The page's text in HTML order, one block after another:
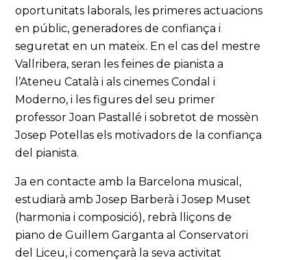
oportunitats laborals, les primeres actuacions
en públic, generadores de confiança i
seguretat en un mateix. En el cas del mestre
Vallribera, seran les feines de pianista a
l’Ateneu Català i als cinemes Condal i
Moderno, i les figures del seu primer
professor Joan Pastallé i sobretot de mossèn
Josep Potellas els motivadors de la confiança
del pianista.
Ja en contacte amb la Barcelona musical,
estudiarà amb Josep Barberà i Josep Muset
(harmonia i composició), rebrà lliçons de
piano de Guillem Garganta al Conservatori
del Liceu, i començarà la seva activitat